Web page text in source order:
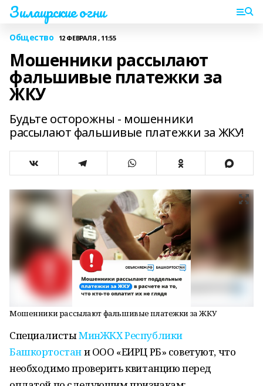
Зилаирские огни
Общество 12 ФЕВРАЛЯ , 11:55
Мошенники рассылают
фальшивые платежки за
ЖКУ
Будьте осторожны - мошенники
рассылают фальшивые платежки за ЖКУ!
Мошенники рассылают фальшивые платежки за ЖКУ
СпециалистыМинЖКХ Республики
Башкортостани ООО «ЕИРЦ РБ» советуют, что
необходимо проверить квитанцию перед